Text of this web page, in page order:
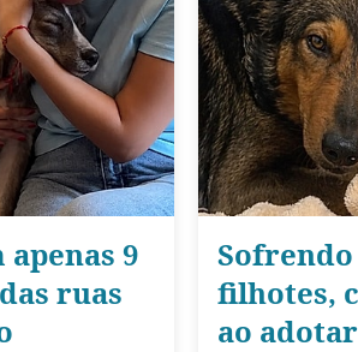
9
ruas
Sofrendo
filhotes,
ao